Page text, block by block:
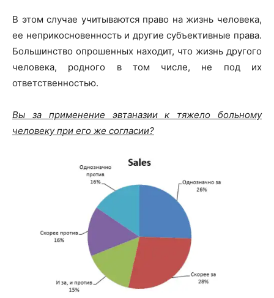
В этом случае учитываются право на жизнь человека,
ее неприкосновенность и другие субъективные права.
Большинство опрошенных находит, что жизнь другого
человека, родного в том числе, не под их
ответственностью.
Вы за применение эвтаназии к тяжело больному
человеку при его же согласии?